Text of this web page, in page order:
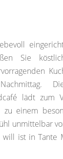
Sie
lädt zum
einem
unmittelbar
ist in Tante